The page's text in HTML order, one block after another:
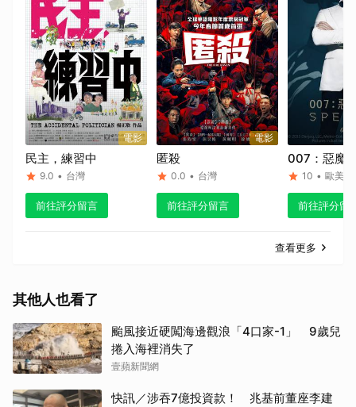
電影
民主，練習中
9.0 • 台灣
前往評分留言
電影
匿殺
0.0 • 台灣
前往評分留言
007：惡魔
10 • 歐美
前往評分留
查看更多
其他人也看了
颱風接近硬闖海邊觀浪「4口家-1」 9歲兒
捲入海裡消失了
壹蘋新聞網
快訊／涉吞7億投資款！ 兆基前董座李建
取消